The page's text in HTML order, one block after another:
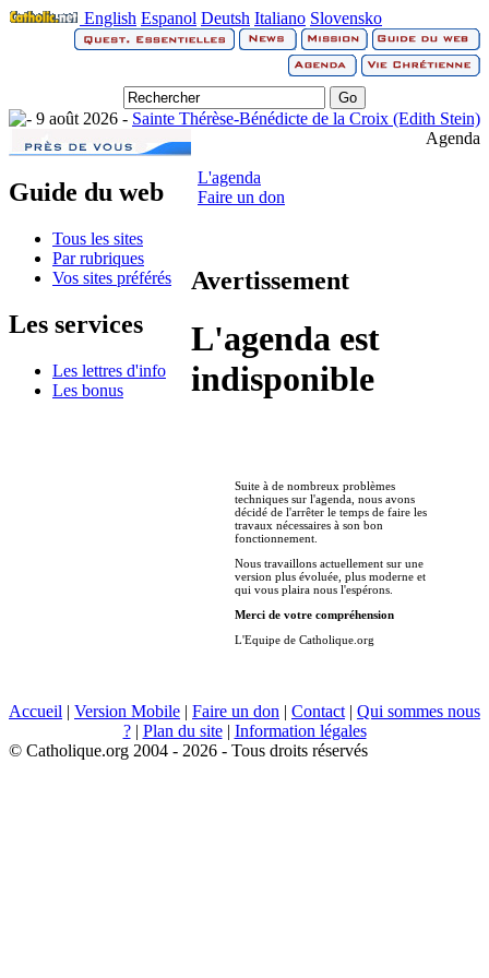
English Espanol Deutsh Italiano Slovensko
9 août 2026 - Sainte Thérèse-Bénédicte de la Croix (Edith Stein)
Guide du web
Tous les sites
Par rubriques
Vos sites préférés
Les services
Les lettres d'info
Les bonus
Agenda
L'agenda
Faire un don
Avertissement
L'agenda est
indisponible
Suite à de nombreux problèmes
techniques sur l'agenda, nous avons
décidé de l'arrêter le temps de faire les
travaux nécessaires à son bon
fonctionnement.
Nous travaillons actuellement sur une
version plus évoluée, plus moderne et
qui vous plaira nous l'espérons.
Merci de votre compréhension
L'Equipe de Catholique.org
Accueil | Version Mobile | Faire un don | Contact | Qui sommes nous
?| Plan du site| Information légales
© Catholique.org 2004 - 2026 - Tous droits réservés